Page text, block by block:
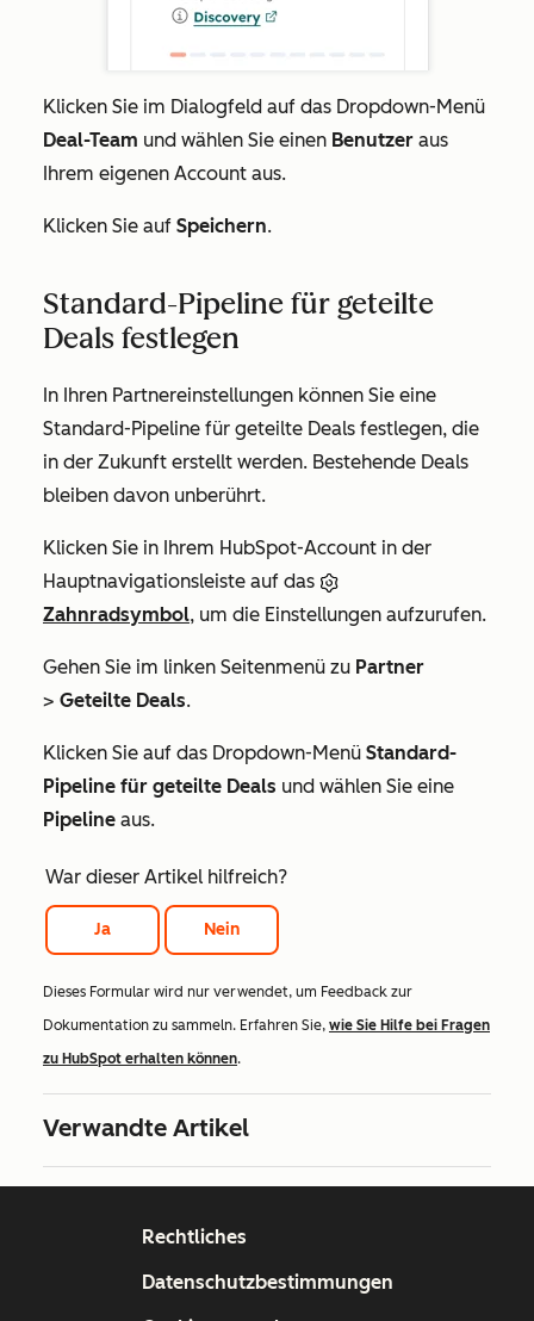
Klicken Sie im Dialogfeld auf das Dropdown-Menü
Deal-Team und wählen Sie einen Benutzer aus
Ihrem eigenen Account aus.
Klicken Sie auf Speichern.
Standard-Pipeline für geteilte
Deals festlegen
In Ihren Partnereinstellungen können Sie eine
Standard-Pipeline für geteilte Deals festlegen, die
in der Zukunft erstellt werden. Bestehende Deals
bleiben davon unberührt.
Klicken Sie in Ihrem HubSpot-Account in der
Hauptnavigationsleiste auf das
Zahnradsymbol, um die Einstellungen aufzurufen.
Gehen Sie im linken Seitenmenü zu Partner
> Geteilte Deals.
Klicken Sie auf das Dropdown-Menü Standard-
Pipeline für geteilte Deals und wählen Sie eine
Pipeline aus.
War dieser Artikel hilfreich?
Ja Nein
Dieses Formular wird nur verwendet, um Feedback zur
Dokumentation zu sammeln. Erfahren Sie, wie Sie Hilfe bei Fragen
zu HubSpot erhalten können.
Verwandte Artikel
Rechtliches
Datenschutzbestimmungen